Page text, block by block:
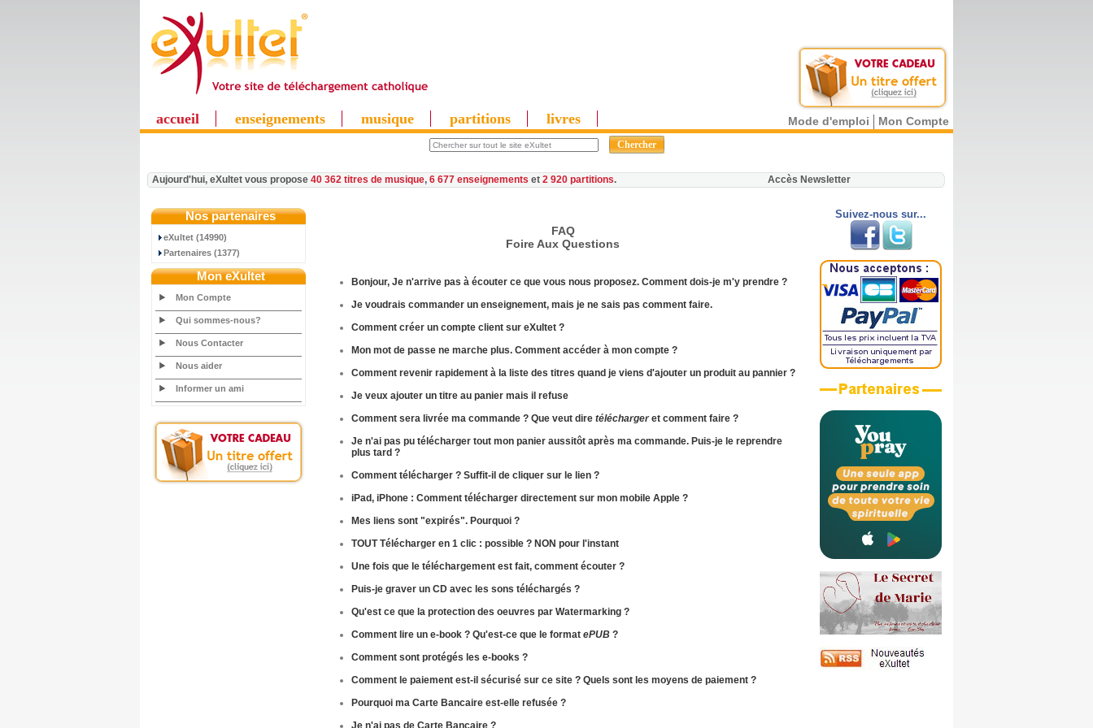
accueil enseignements musique partitions livres Mode d'emploi Mon Compte
Aujourd'hui, eXultet vous propose 40 362 titres de musique, 6 677 enseignements et 2 920 partitions. Accès Newsletter
Nos partenaires
eXultet (14990)
Partenaires (1377)
Mon eXultet
Mon Compte
Qui sommes-nous?
Nous Contacter
Nous aider
Informer un ami
FAQ
FoireAux Questions
Bonjour, Je n'arrive pas à écouter ce que vous nous proposez. Comment dois-je m'y prendre ?
Je voudrais commander un enseignement, mais je ne sais pas comment faire.
Comment créer un compte client sur eXultet ?
Mon mot de passe ne marche plus. Comment accéder à mon compte ?
Comment revenir rapidement à la liste des titres quand je viens d'ajouter un produit au pannier ?
Je veux ajouter un titre au panier mais il refuse
Comment sera livrée ma commande ? Que veut dire téléchargeret comment faire ?
Je n'ai pas pu télécharger tout mon panier aussitôt après ma commande. Puis-je le reprendre
plus tard ?
Comment télécharger ? Suffit-il de cliquer sur le lien ?
iPad, iPhone : Comment télécharger directement sur mon mobile Apple ?
Mes liens sont "expirés". Pourquoi ?
TOUT Télécharger en 1 clic : possible ? NON pour l'instant
Une fois que le téléchargement est fait, comment écouter ?
Puis-je graver un CD avec les sons téléchargés ?
Qu'est ce que la protection des oeuvres par Watermarking ?
Comment lire un e-book ? Qu'est-ce que le format ePUB ?
Comment sont protégés les e-books ?
Comment le paiement est-il sécurisé sur ce site ? Quels sont les moyens de paiement ?
Pourquoi ma Carte Bancaire est-elle refusée ?
Je n'ai pas de Carte Bancaire ?
Suivez-nous sur...